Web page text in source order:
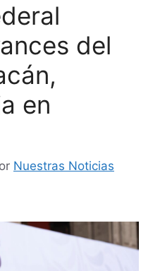
del
en
Nuestras Noticias